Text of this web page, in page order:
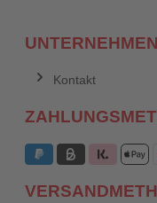
UNTERNEHMEN
Kontakt